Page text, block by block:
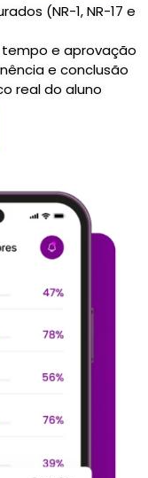
(NR-1, NR-17 e
e aprovação
e conclusão
real do aluno